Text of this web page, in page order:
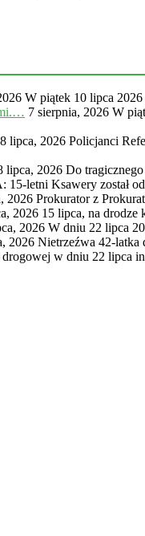
W piątek 10 lipca
7 sierpnia, 2026 W
lipca, 2026 Policjanci
lipca, 2026 Do
letni Ksawery został
2026 Prokurator z
2026 15 lipca, na
2026 W dniu 22 lipca
2026 Nietrzeźwa 42-latka
drogowej w dniu 22 lipca